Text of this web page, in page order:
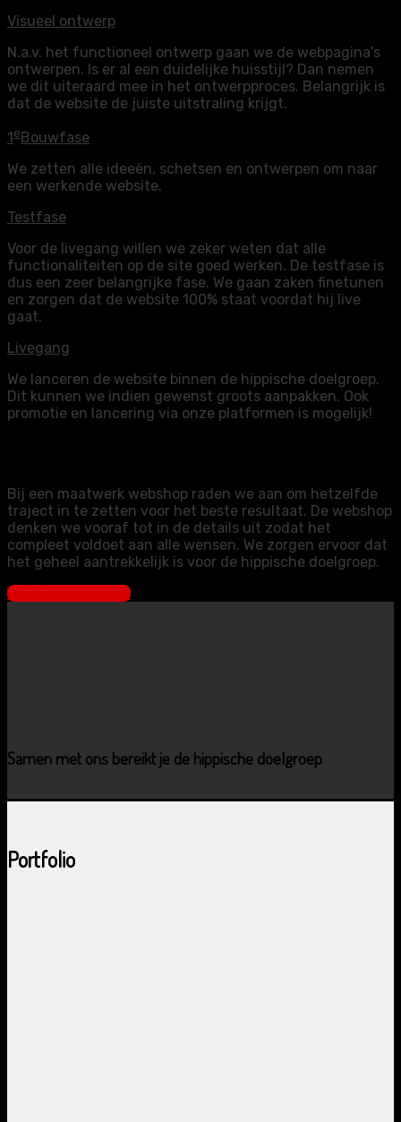
Visueel ontwerp
N.a.v. het functioneel ontwerp gaan we de webpagina’s
ontwerpen. Is er al een duidelijke huisstijl? Dan nemen
we dit uiteraard mee in het ontwerpproces. Belangrijk is
dat de website de juiste uitstraling krijgt.
1eBouwfase
We zetten alle ideeën, schetsen en ontwerpen om naar
een werkende website.
Testfase
Voor de livegang willen we zeker weten dat alle
functionaliteiten op de site goed werken. De testfase is
dus een zeer belangrijke fase. We gaan zaken finetunen
en zorgen dat de website 100% staat voordat hij live
gaat.
Livegang
We lanceren de website binnen de hippische doelgroep.
Dit kunnen we indien gewenst groots aanpakken. Ook
promotie en lancering via onze platformen is mogelijk!
Bij een maatwerk webshop raden we aan om hetzelfde
traject in te zetten voor het beste resultaat. De webshop
denken we vooraf tot in de details uit zodat het
compleet voldoet aan alle wensen. We zorgen ervoor dat
het geheel aantrekkelijk is voor de hippische doelgroep.
Offerte aanvragen
Samen met ons bereikt je de hippische doelgroep
Portfolio